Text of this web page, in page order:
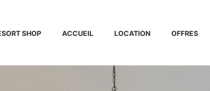
SHOP ACCUEIL LOCATION OFFRES